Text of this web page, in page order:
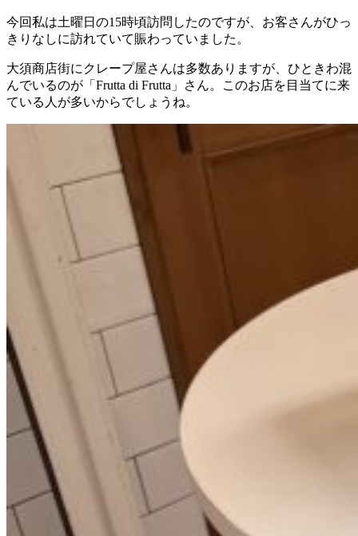
今回私は土曜日の15時頃訪問したのですが、お客さんがひっ
きりなしに訪れていて賑わっていました。
大須商店街にクレープ屋さんは多数ありますが、ひときわ混
んでいるのが「Frutta di Frutta」さん。このお店を目当てに来
ている人が多いからでしょうね。